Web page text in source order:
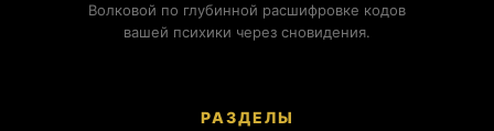
Волковой по глубинной расшифровке кодов
вашей психики через сновидения.
РАЗДЕЛЫ